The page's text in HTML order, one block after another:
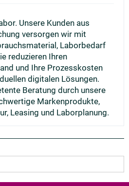
Unsere Kunden aus
versorgen wir mit
Laborbedarf
reduzieren Ihren
und Ihre Prozesskosten
digitalen Lösungen.
Beratung durch unsere
Markenprodukte,
Leasing und Laborplanung.